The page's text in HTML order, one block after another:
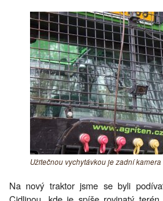
Užitečnou vychytávkou je zadní kamera
Na nový traktor jsme se byli